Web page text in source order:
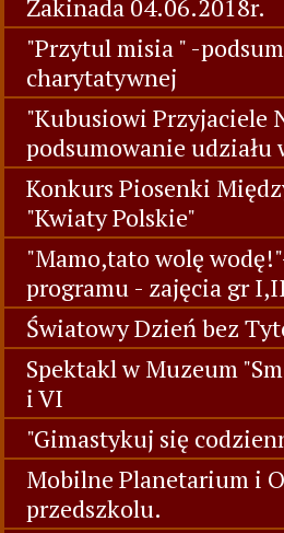
Żakinada 04.06.2018r.
"Przytul misia " -
charytatywnej
"Kubusiowi Przyjaciele
podsumowanie udziału
Konkurs Piosenki
"Kwiaty Polskie"
"Mamo,tato wolę
programu - zajęcia gr
Światowy Dzień bez
Spektakl w Muzeum
i VI
"Gimastykuj się
Mobilne Planetarium i
przedszkolu.